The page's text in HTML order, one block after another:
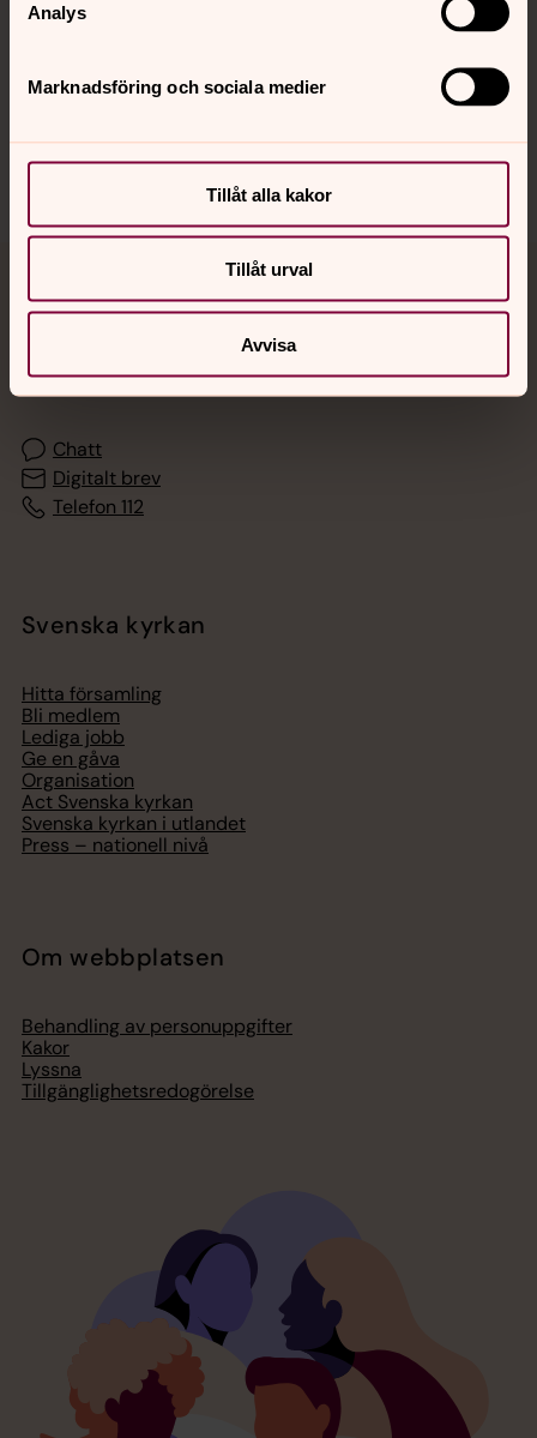
Analys
Marknadsföring och sociala medier
Tillåt alla kakor
Tillåt urval
Avvisa
Hitta snabbt
Jourhavande präst
Akut samtals- och krisstöd. Prata eller chatta anonymt
med en präst på kvällar och nätter.
Chatt
Digitalt brev
Telefon 112
Svenska kyrkan
Hitta församling
Bli medlem
Lediga jobb
Ge en gåva
Organisation
Act Svenska kyrkan
Svenska kyrkan i utlandet
Press – nationell nivå
Om webbplatsen
Behandling av personuppgifter
Kakor
Lyssna
Tillgänglighetsredogörelse